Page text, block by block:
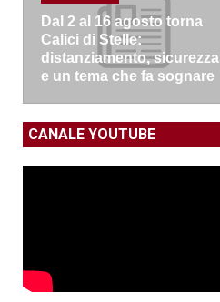
Dal 2 al 16 agosto torna
Calici di Stelle:
distanziamento, sicurezza
e un tema che fa sognare
CANALE YOUTUBE